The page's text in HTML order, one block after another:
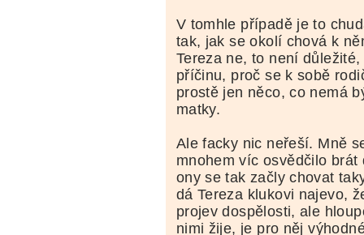
V tomhle případě je to
tak, jak se okolí chová k
Tereza ne, to není
příčinu, proč se k sobě
prostě jen něco, co nemá
matky.
Ale facky nic neřeší. Mně
mnohem víc osvědčilo
ony se tak začly chovat
dá Tereza klukovi najevo,
projev dospělosti, ale
nimi žije, je pro něj